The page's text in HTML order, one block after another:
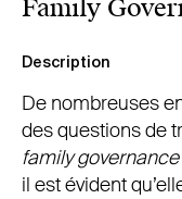
Répertoire
Thierry Tilquin,
évolutions
d’entreprise",
Corporate
Family
Description
De nombreuses
des questions de
family governance
il est évident